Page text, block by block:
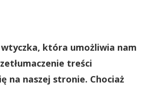
która umożliwia nam
treści
na naszej stronie. Chociaż